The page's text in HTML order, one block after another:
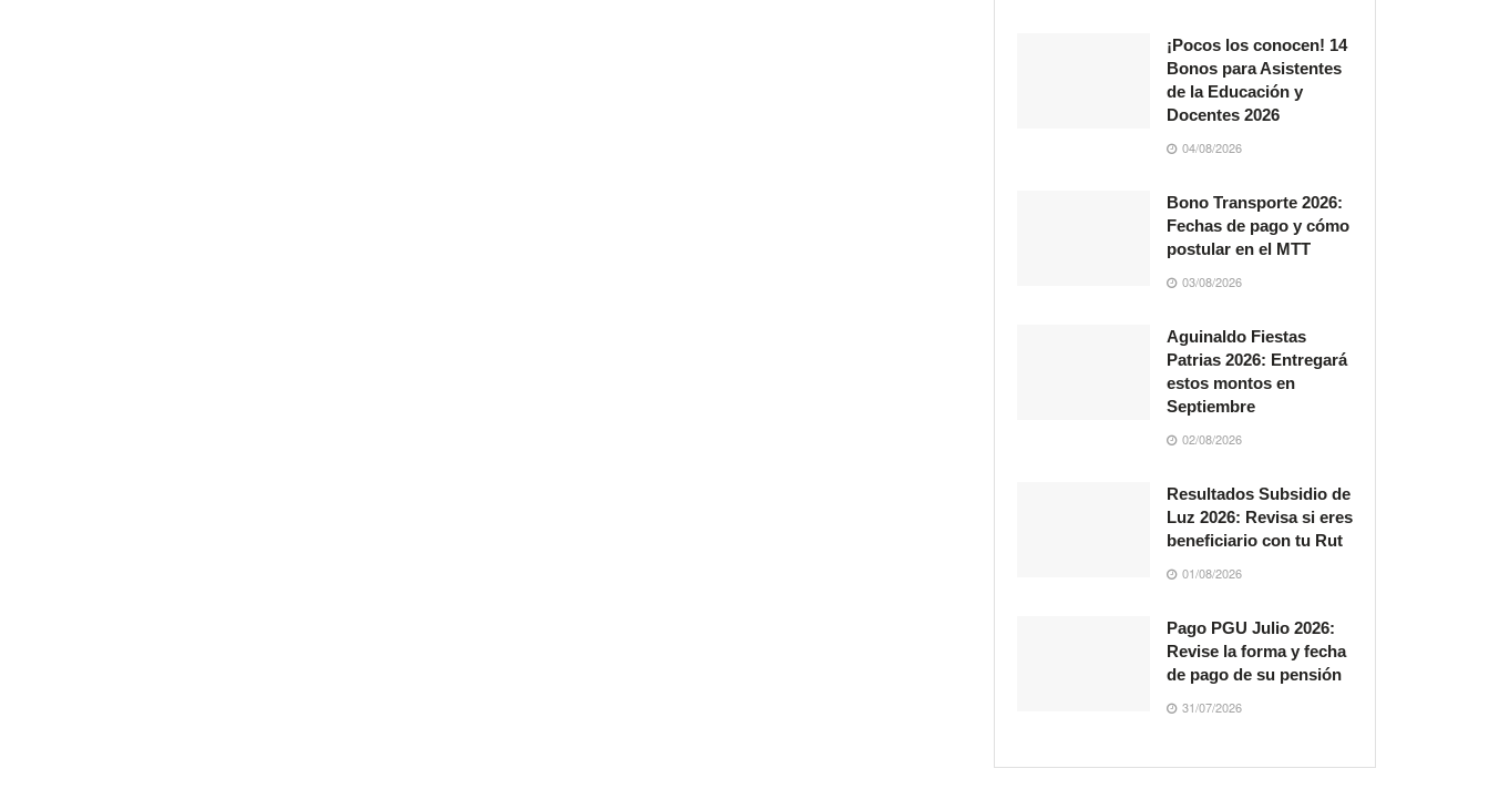
¡Pocos los conocen! 14
Bonos para Asistentes
de la Educación y
Docentes 2026
04/08/2026
Bono Transporte 2026:
Fechas de pago y cómo
postular en el MTT
03/08/2026
Aguinaldo Fiestas
Patrias 2026: Entregará
estos montos en
Septiembre
02/08/2026
Resultados Subsidio de
Luz 2026: Revisa si eres
beneficiario con tu Rut
01/08/2026
Pago PGU Julio 2026:
Revise la forma y fecha
de pago de su pensión
31/07/2026